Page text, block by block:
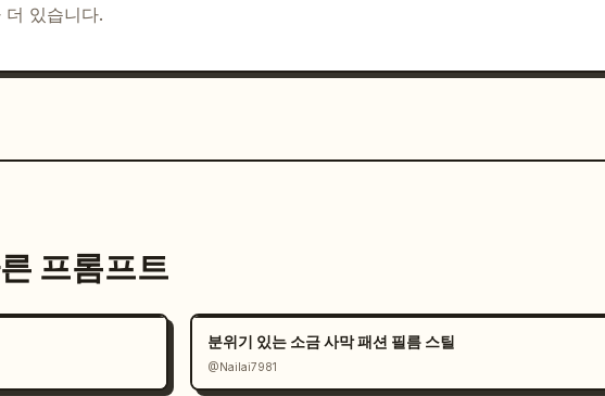
있습니다.
프롬프트
분위기 있는 소금 사막 패션 필름 스틸
@Nailai7981